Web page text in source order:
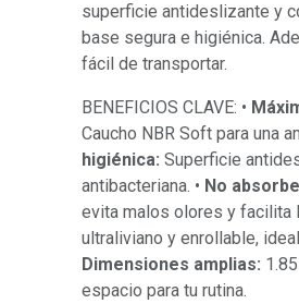
superficie antideslizante y
base segura e higiénica.
fácil de transportar.
BENEFICIOS CLAVE: •
Caucho NBR Soft para una
higiénica: Superficie
antibacteriana. • No
evita malos olores y facilita
ultraliviano y enrollable,
Dimensiones amplias:
espacio para tu rutina.